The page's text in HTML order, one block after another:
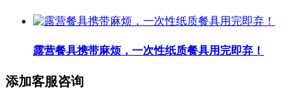
露营餐具携带麻烦，一次性纸质餐具用完即弃！
添加客服咨询